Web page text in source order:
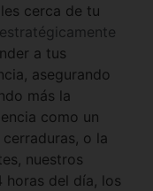
cerca de tu
a tus
asegurando
más la
como un
o la
nuestros
horas del día, los